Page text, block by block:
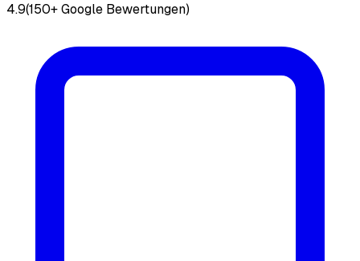
4.9(150+ Google Bewertungen)